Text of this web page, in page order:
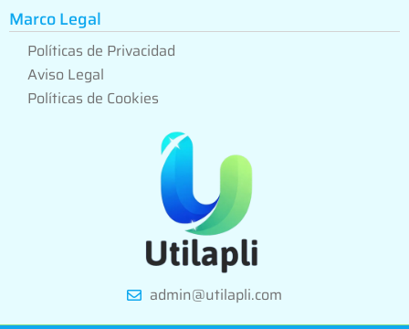
admin@utilapli.com
Marco Legal
Políticas de Privacidad
Aviso Legal
Políticas de Cookies